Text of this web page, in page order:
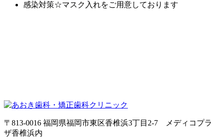
感染対策☆マスク入れをご用意しております
〒813-0016 福岡県福岡市東区香椎浜3丁目2-7 メディコプラ
ザ香椎浜内